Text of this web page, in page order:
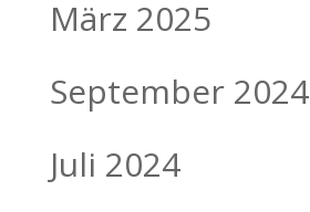
März 2025
September 2024
Juli 2024